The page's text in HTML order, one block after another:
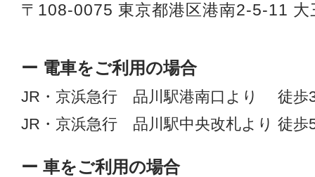
〒108-0075 東京都港区港南2-5-11
ー 電車をご利用の場合
JR・京浜急行 品川駅港南口より 徒歩
JR・京浜急行 品川駅中央改札より 徒歩
ー 車をご利用の場合